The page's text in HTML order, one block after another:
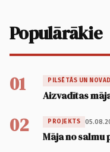
Populārākie
01 PILSĒTĀS UN
Aizvadītas
02 PROJEKTS
Māja no